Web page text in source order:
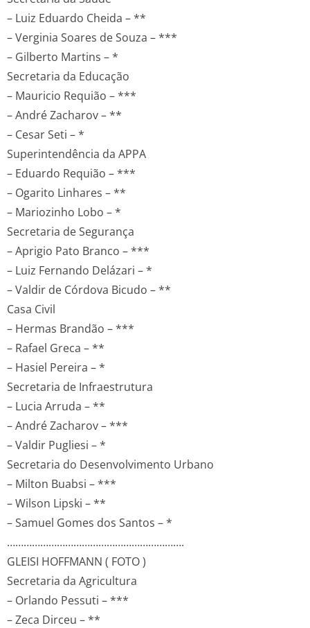
– Luiz Eduardo Cheida – **
– Verginia Soares de Souza – ***
– Gilberto Martins – *
Secretaria da Educação
– Mauricio Requião – ***
– André Zacharov – **
– Cesar Seti – *
Superintendência da APPA
– Eduardo Requião – ***
– Ogarito Linhares – **
– Mariozinho Lobo – *
Secretaria de Segurança
– Aprigio Pato Branco – ***
– Luiz Fernando Delázari – *
– Valdir de Córdova Bicudo – **
Casa Civil
– Hermas Brandão – ***
– Rafael Greca – **
– Hasiel Pereira – *
Secretaria de Infraestrutura
– Lucia Arruda – **
– André Zacharov – ***
– Valdir Pugliesi – *
Secretaria do Desenvolvimento Urbano
– Milton Buabsi – ***
– Wilson Lipski – **
– Samuel Gomes dos Santos – *
……………………………………………………….
GLEISI HOFFMANN ( FOTO )
Secretaria da Agricultura
– Orlando Pessuti – ***
– Zeca Dirceu – **